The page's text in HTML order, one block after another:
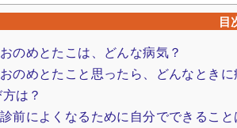
目
のめとたこは、どんな病気？
のめとたこと思ったら、どんなとき
は？
前によくなるために自分でできること